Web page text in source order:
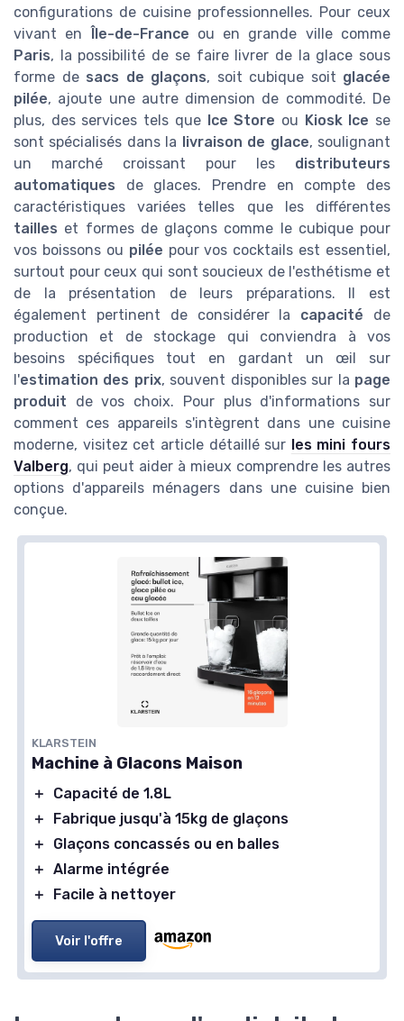
configurations de cuisine professionnelles. Pour ceux
vivant enÎle-de-France ou en grande ville comme
Paris, la possibilité de se faire livrer de la glace sous
forme de sacs de glaçons, soit cubique soit glacée
pilée, ajoute une autre dimension de commodité. De
plus, des services tels que Ice Store ou Kiosk Ice se
sont spécialisés dans la livraison de glace, soulignant
un marché croissant pour les distributeurs
automatiques de glaces. Prendre en compte des
caractéristiques variées telles que les différentes
tailles et formes de glaçons comme le cubique pour
vos boissons ou pilée pour vos cocktails est essentiel,
surtout pour ceux qui sont soucieux de l'esthétisme et
de la présentation de leurs préparations. Il est
également pertinent de considérer la capacité de
production et de stockage qui conviendra à vos
besoins spécifiques tout en gardant un œil sur
l'estimation des prix, souvent disponibles sur la page
produit de vos choix. Pour plus d'informations sur
comment ces appareils s'intègrent dans une cuisine
moderne, visitez cet article détaillé sur les mini fours
Valberg, qui peut aider à mieux comprendre les autres
options d'appareils ménagers dans une cuisine bien
conçue.
KLARSTEIN
Machine à Glacons Maison
＋
Capacité de 1.8L
＋
Fabrique jusqu'à 15kg de glaçons
＋
Glaçons concassés ou en balles
＋ Alarme intégrée
＋
Facile à nettoyer
Voir l'offre